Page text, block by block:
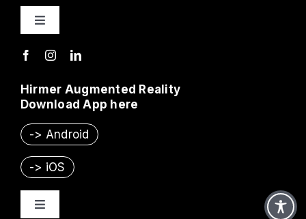
Toggle
Kontakt
Presse & Vertrieb
Vorschau
Hirmer Augmented Reality
Download App here
-> Android
-> iOS
Toggle